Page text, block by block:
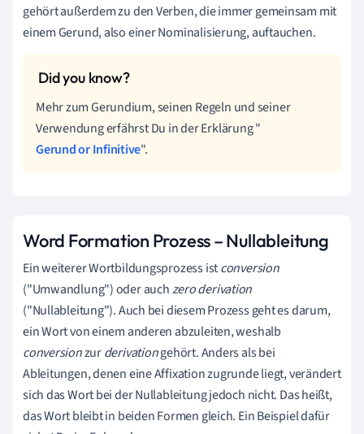
gehört außerdem zu den Verben, die immer gemeinsam mit
einem Gerund, also einer Nominalisierung, auftauchen.
Mehr zum Gerundium, seinen Regeln und seiner
Verwendung erfährst Du in der Erklärung "
Gerund or Infinitive".
Word Formation Prozess – Nullableitung
Ein weiterer Wortbildungsprozess istconversion
("Umwandlung") oder auchzero derivation
("Nullableitung"). Auch bei diesem Prozess geht es darum,
ein Wort von einem anderen abzuleiten, weshalb
conversionzurderivationgehört. Anders als bei
Ableitungen, denen eine Affixation zugrunde liegt, verändert
sich das Wort bei der Nullableitung jedoch nicht. Das heißt,
das Wort bleibt in beiden Formen gleich. Ein Beispiel dafür